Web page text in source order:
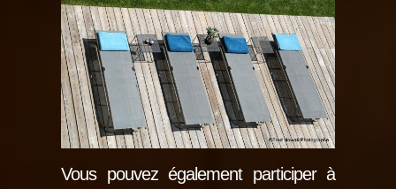
Vous pouvez également participer à